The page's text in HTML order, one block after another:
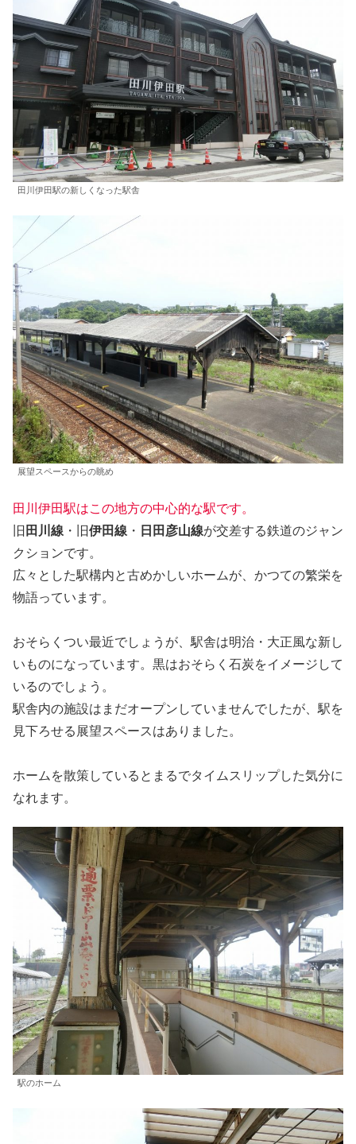
田川伊田駅の新しくなった駅舎
展望スペースからの眺め
田川伊田駅はこの地方の中心的な駅です。
旧 田川線 ・旧伊田線 ・ 日田彦山線が交差する鉄道のジャン
クションです。
広々とした駅構内と古めかしいホームが、かつての繁栄を
物語っています。
おそらくつい最近でしょうが、駅舎は明治・大正風な新し
いものになっています。黒はおそらく石炭をイメージして
いるのでしょう。
駅舎内の施設はまだオープンしていませんでしたが、駅を
見下ろせる展望スペースはありました。
ホームを散策しているとまるでタイムスリップした気分に
なれます。
駅のホーム